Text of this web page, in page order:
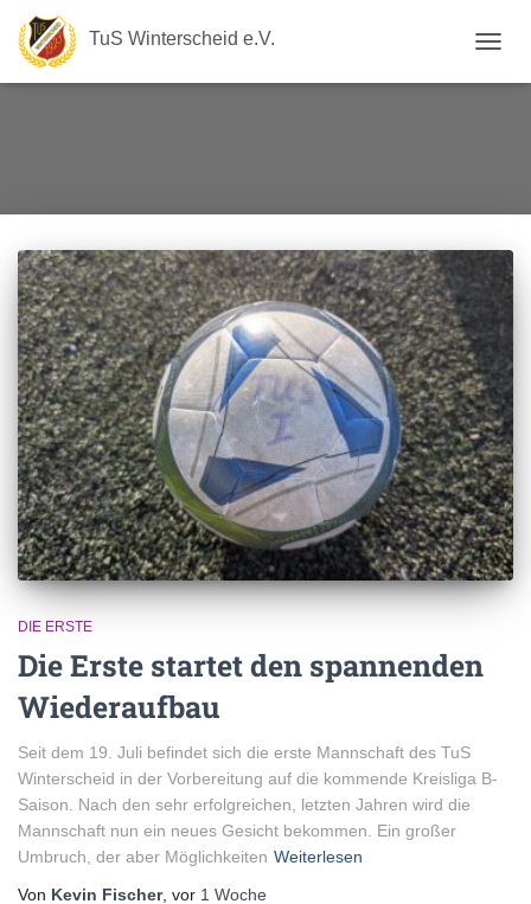
TuS Winterscheid e.V.
DIE ERSTE
Die Erste startet den spannenden
Wiederaufbau
Seit dem 19. Juli befindet sich die erste Mannschaft des TuS
Winterscheid in der Vorbereitung auf die kommende Kreisliga B-
Saison. Nach den sehr erfolgreichen, letzten Jahren wird die
Mannschaft nun ein neues Gesicht bekommen. Ein großer
Umbruch, der aber Möglichkeiten Weiterlesen
Von Kevin Fischer, vor 1 Woche